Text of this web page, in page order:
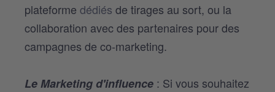
plateforme dédiés de tirages au sort, ou la
collaboration avec des partenaires pour des
campagnes de co-marketing.
Le Marketing d'influence : Si vous souhaitez